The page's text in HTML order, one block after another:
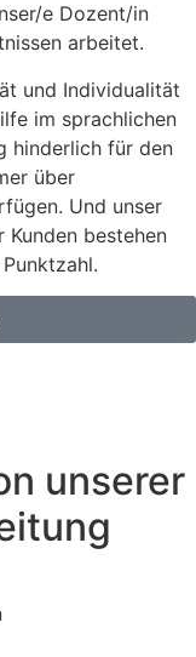
e Dozent/in
arbeitet.
und Individualität
im sprachlichen
hinderlich für den
über
Und unser
bestehen
unserer